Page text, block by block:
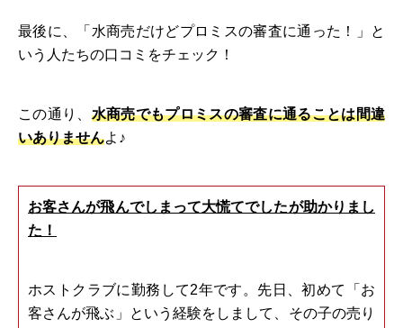
最後に、「水商売だけどプロミスの審査に通った！」と
いう人たちの口コミをチェック！
この通り、 水商売でもプロミスの審査に通ることは間違
いありませんよ♪
お客さんが飛んでしまって大慌てでしたが助かりまし
た！
ホストクラブに勤務して2年です。先日、初めて「お
客さんが飛ぶ」という経験をしまして、その子の売り